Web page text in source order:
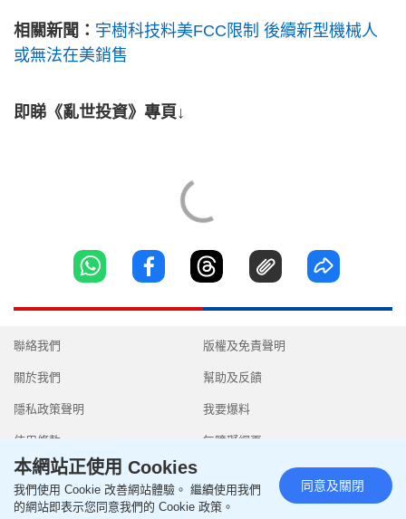
相關新聞： 宇樹科技料美FCC限制 後續新型機械人
或無法在美銷售
即睇《亂世投資》專頁↓
聯絡我們
關於我們
隱私政策聲明
使用條款
版權及免責聲明
幫助及反饋
我要爆料
無障礙網頁
Copyright © 2026 SingTao Ltd.All rights reserved.
本網站正使用 Cookies
我們使用 Cookie 改善網站體驗。 繼續使用我們
的網站即表示您同意我們的 Cookie 政策。
同意及關閉